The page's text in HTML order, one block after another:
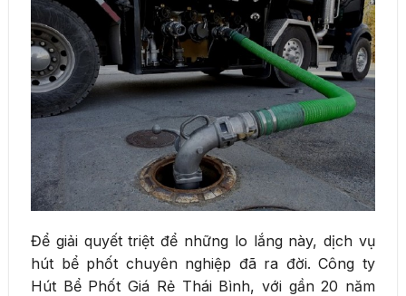
Để giải quyết triệt để những lo lắng này, dịch vụ
hút bể phốt chuyên nghiệp đã ra đời. Công ty
Hút Bể Phốt Giá Rẻ Thái Bình, với gần 20 năm